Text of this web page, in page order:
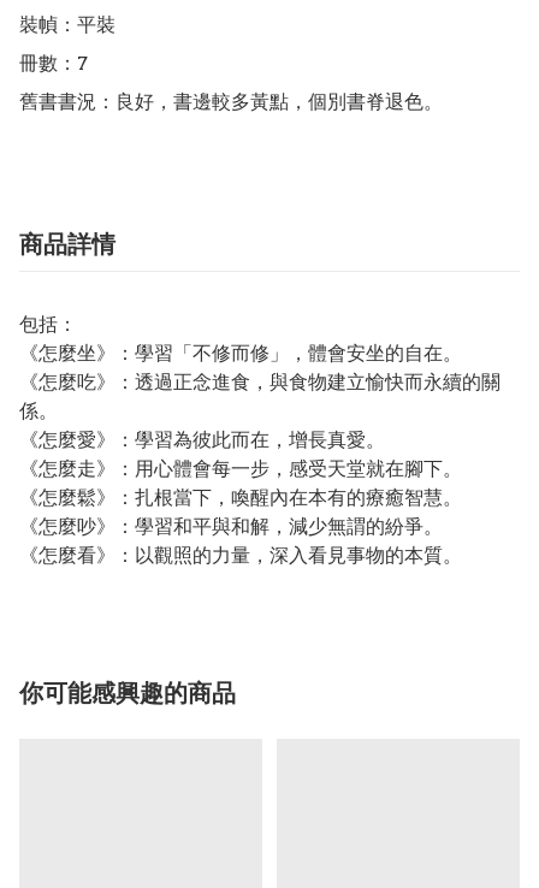
裝幀：平裝
冊數：7
舊書書況：良好，書邊較多黃點，個別書脊退色。
商品詳情
包括：
《怎麼坐》：學習「不修而修」，體會安坐的自在。
《怎麼吃》：透過正念進食，與食物建立愉快而永續的關
係。
《怎麼愛》：學習為彼此而在，增長真愛。
《怎麼走》：用心體會每一步，感受天堂就在腳下。
《怎麼鬆》：扎根當下，喚醒內在本有的療癒智慧。
《怎麼吵》：學習和平與和解，減少無謂的紛爭。
《怎麼看》：以觀照的力量，深入看見事物的本質。
你可能感興趣的商品